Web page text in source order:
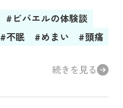
#ビバエルの体験談
#不眠 #めまい #頭痛
続きを見る